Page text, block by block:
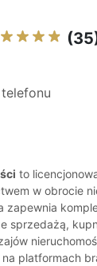
to
w obrocie
zapewnia
sprzedażą,
na platformach